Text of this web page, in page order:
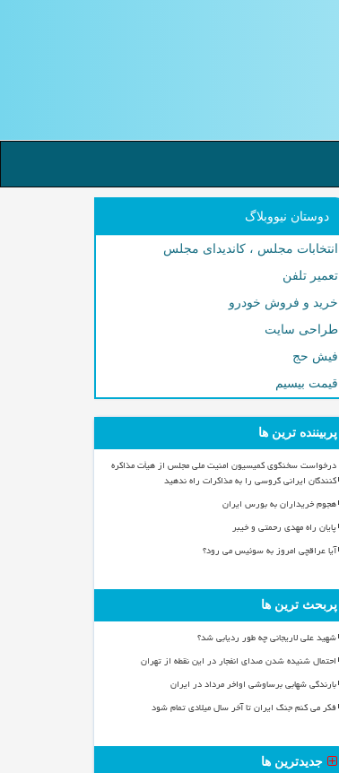
دوستان نیووبلاگ
انتخابات مجلس ، کاندیدای مجلس
تعمیر تلفن
خرید و فروش خودرو
طراحی سایت
فیش حج
قیمت بیسیم
پربیننده ترین ها
درخواست سخنگوی کمیسیون امنیت ملی مجلس از هیأت مذاکره
کنندگان ایرانی گروسی را به مذاکرات راه ندهید
هجوم خریداران به بورس ایران
پایان راه مهدی رحمتی و خیبر
آیا عراقچی امروز به سوئیس می رود؟
پربحث ترین ها
شهید علی لاریجانی چه طور ردیابی شد؟
احتمال شنیده شدن صدای انفجار در این نقطه از تهران
بارندگی شهابی برساوشی اواخر مرداد در ایران
فکر می کنم جنگ ایران تا آخر سال میلادی تمام شود
جدیدترین ها